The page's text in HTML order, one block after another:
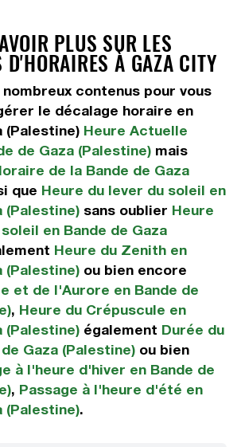
PLUS SUR LES
D'HORAIRES À GAZA CITY
nombreux contenus pour vous
le décalage horaire en
(Palestine) Heure Actuelle
de Gaza (Palestine)mais
de la Bande de Gaza
que Heure du lever du soleil en
(Palestine)sans oublier Heure
en Bande de Gaza
Heure du Zenith en
(Palestine)ou bien encore
et de l'Aurore en Bande de
, Heure du Crépuscule en
(Palestine)également Durée du
Gaza (Palestine)ou bien
à l'heure d'hiver en Bande de
, Passage à l'heure d'été en
(Palestine).